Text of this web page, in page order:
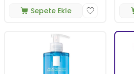
Sepete Ekle